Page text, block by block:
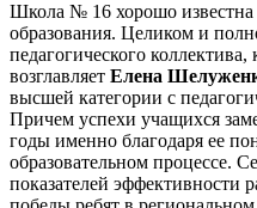
Школа № 16 хорошо известна
образования. Целиком и
педагогического
возглавляет Елена
высшей категории с
Причем успехи учащихся
годы именно благодаря ее
образовательном процессе.
показателей эффективности